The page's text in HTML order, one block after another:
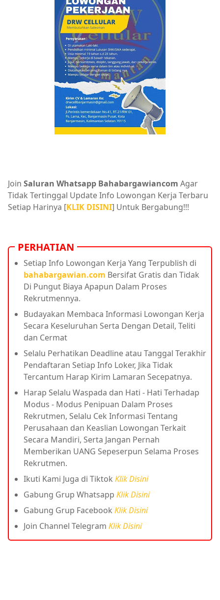
Join Saluran Whatsapp Bahabargawiancom Agar
Tidak Tertinggal Update Info Lowongan Kerja Terbaru
Setiap Harinya [KLIK DISINI] Untuk Bergabung!!!
PERHATIAN
Setiap Info Lowongan Kerja Yang Terpublish di
bahabargawian.com Bersifat Gratis dan Tidak
Di Pungut Biaya Apapun Dalam Proses
Rekrutmennya.
Budayakan Membaca Informasi Lowongan Kerja
Secara Keseluruhan Serta Dengan Detail, Teliti
dan Cermat
Selalu Perhatikan Deadline atau Tanggal Terakhir
Pendaftaran Setiap Info Loker, Jika Tidak
Tercantum Harap Kirim Lamaran Secepatnya.
Harap Selalu Waspada dan Hati - Hati Terhadap
Modus - Modus Penipuan Dalam Proses
Rekrutmen, Selalu Cek Informasi Tentang
Perusahaan dan Keaslian Lowongan Terkait
Secara Mandiri, Serta Jangan Pernah
Memberikan UANG Sepeserpun Selama Proses
Rekrutmen.
Ikuti Kami Juga di Tiktok Klik Disini
Gabung Grup Whatsapp Klik Disini
Gabung Grup Facebook Klik Disini
Join Channel Telegram Klik Disini